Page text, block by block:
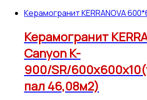
Керамогранит KERRANOVA
Керамогранит
Canyon K-
900/SR/
пал 46,08м2)